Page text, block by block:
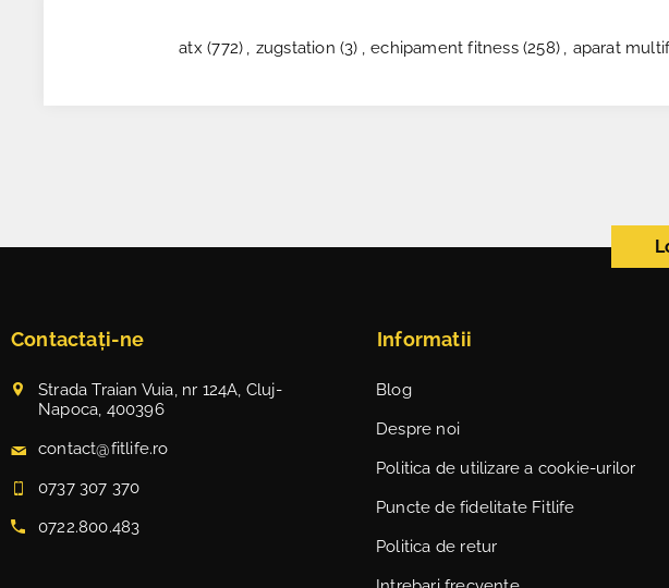
atx (772) , zugstation (3) , echipament fitness (258) , aparat
Contactați-ne
Strada Traian Vuia, nr 124A, Cluj-
Napoca, 400396
contact@fitlife.ro
0737 307 370
0722.800.483
Informatii
Blog
Despre noi
Politica de utilizare a cookie-urilor
Puncte de fidelitate Fitlife
Politica de retur